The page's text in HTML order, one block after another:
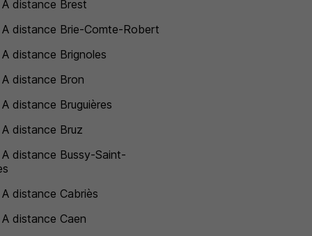
A distance Brest
A distance Brie-Comte-Robert
A distance Brignoles
A distance Bron
distance Bruguières
A distance Bruz
A distance Bussy-Saint-
A distance Cabriès
A distance Caen